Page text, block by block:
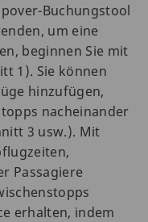
Buchungstool
um eine
beginnen Sie mit
1). Sie können
hinzufügen,
nacheinander
3 usw.). Mit
Passagiere
erhalten, indem